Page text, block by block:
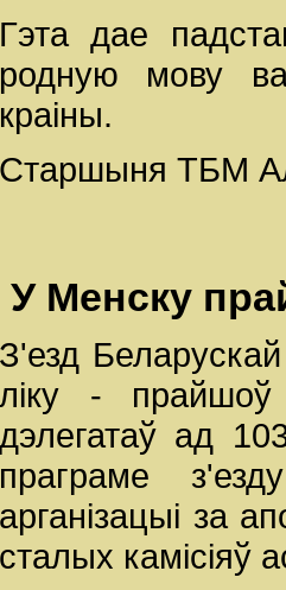
Гэта дае
родную мову
краіны.
Старшыня ТБМ
У Менску
З'езд
ліку -
дэлегатаў ад
праграме
арганізацыі за
сталых камісіяў